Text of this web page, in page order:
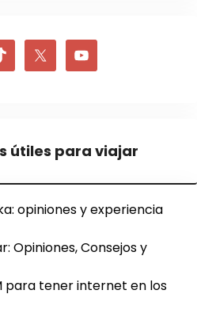
útiles para viajar
opiniones y experiencia
Opiniones, Consejos y
para tener internet en los